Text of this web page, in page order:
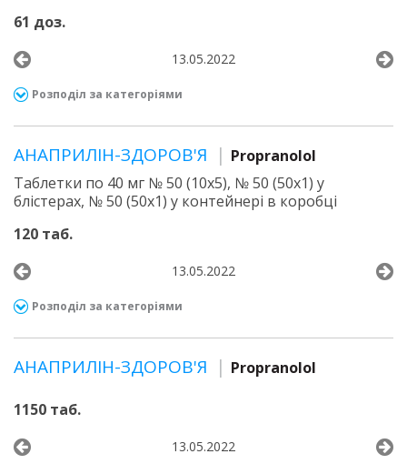
61 доз.
13.05.2022
Розподіл за категоріями
АНАПРИЛІН-ЗДОРОВ'Я
Propranolol
Таблетки по 40 мг № 50 (10х5), № 50 (50х1) у
блістерах, № 50 (50х1) у контейнері в коробці
120 таб.
13.05.2022
Розподіл за категоріями
АНАПРИЛІН-ЗДОРОВ'Я Propranolol
1150 таб.
13.05.2022